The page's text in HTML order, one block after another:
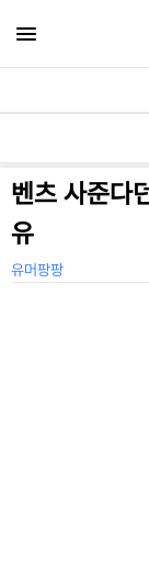
벤츠 사준다
유
유머팡팡